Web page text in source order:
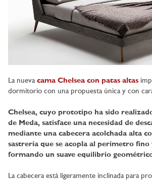
La nueva cama Chelsea con patas altas
dormitorio con una propuesta única y con
Chelsea, cuyo prototipo ha sido
de Meda, satisface una necesidad de
mediante una cabecera acolchada alta
sastrería que se acopla al perímetro fino
formando un suave equilibrio
La cabecera está ligeramente inclinada para